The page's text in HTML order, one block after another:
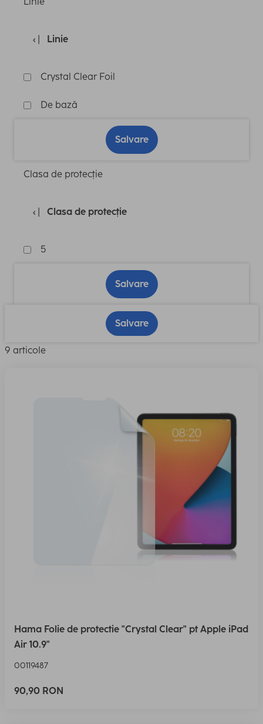
Linie
Crystal Clear Foil
De bază
Salvare
Clasa de protecție
Clasa de protecție
5
Salvare
Salvare
9 articole
Hama Folie de protectie "Crystal Clear" pt Apple iPad
Air 10.9"
00119487
90,90 RON